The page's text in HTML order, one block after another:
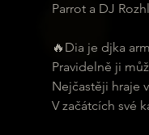
Parrot a DJ
🔥Dia je djka
Pravidelně ji
Nejčastěji hraje
V začátcích své